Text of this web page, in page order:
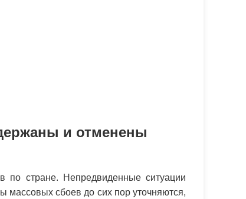
и отменены
по стране. Непредвиденные ситуации
массовых сбоев до сих пор уточняются,